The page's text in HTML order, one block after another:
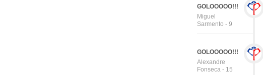
GOLOOOOO!!!
Miguel
Sarmento - 9
GOLOOOOO!!!
Alexandre
Fonseca - 15